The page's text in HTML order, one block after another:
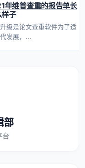
年维普查重的报告单长
子
级是论文查重软件为了适
发展，...
部
台